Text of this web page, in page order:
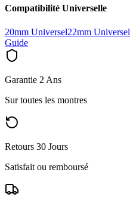
Compatibilité Universelle
20mm Universel22mm Universel
Guide
Garantie 2 Ans
Sur toutes les montres
Retours 30 Jours
Satisfait ou remboursé